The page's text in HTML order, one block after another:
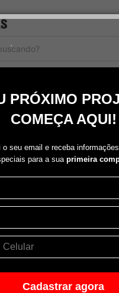
.
PRÓXIMO
COMEÇA AQUI!
o seu email e receba
para a suaprimeira
Cadastrar agora
e Desbaste-Dupla
Aço
Latão
Assentar Válvula